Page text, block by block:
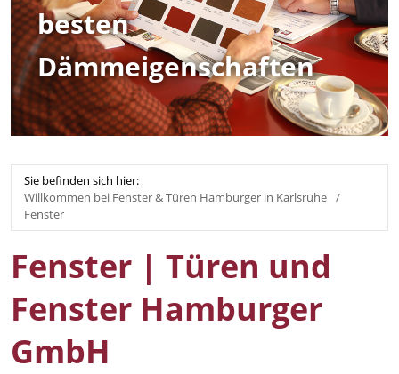
besten
Dämmeigenschaften
Sie befinden sich hier:
Willkommen bei Fenster & Türen Hamburger in Karlsruhe
Fenster
Fenster | Türen und
Fenster Hamburger
GmbH